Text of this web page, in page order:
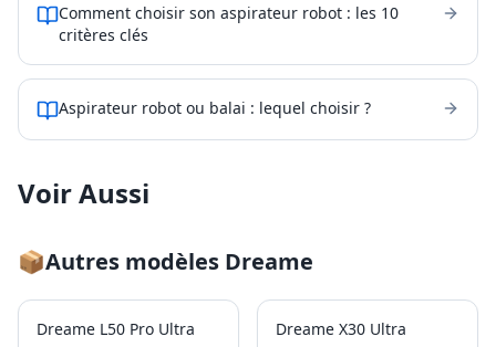
Comment choisir son aspirateur robot : les 10
critères clés
Aspirateur robot ou balai : lequel choisir ?
Voir Aussi
📦Autres modèles Dreame
Dreame L50 Pro Ultra
Dreame X30 Ultra